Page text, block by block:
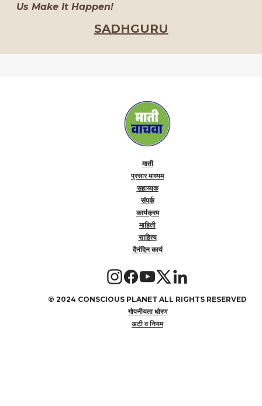
Us Make It Happen!
SADHGURU
माती
प्रसार माध्यम
सहाय्यक
संपर्क
कार्यक्रम
माहिती
साहित्य
दैनंदिन कार्य
© 2024 CONSCIOUS PLANET ALL RIGHTS RESERVED
गोपनीयता धोरण
अटी व नियम